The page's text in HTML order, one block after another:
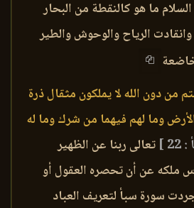
ما هو كالنقطة من البحار
وانقادت الرياح والوحوش والطير
من دون الله لا يملكون مثقال ذرة
وما لهم فيهما من شرك وما له
]
تعالى ربنا عن الظهير
ملكه عن أن تحصره العقول أو
سورة سبأ لتعريف العباد